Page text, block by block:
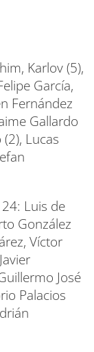
Karlov (5),
García,
Fernández
Gallardo
Lucas
24: Luis de
González
Víctor
José
Palacios